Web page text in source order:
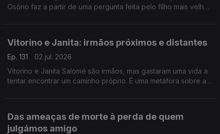
Osório faz a partir de uma pergunta feita pelo filho mais velho.
Vitorino e Janita: irmãos próximos e distantes
Ep. 131
02 jul. 2026
Vitorino e Janita Salomé são irmãos, mas gastaram uma vida a
tentar encontrar um caminho próprio. É uma metáfora sobre a
Das ameaças de morte à perda de quem
julgámos amigo